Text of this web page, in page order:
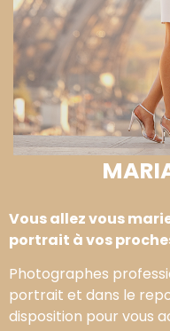
Vous allez vous
portrait à vos
Photographes
portrait et dans le
disposition pour vous